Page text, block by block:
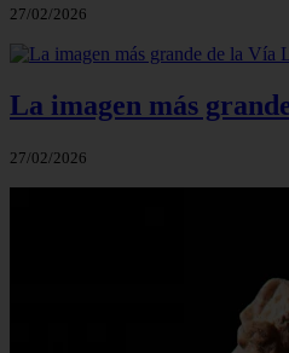
27/02/2026
La imagen más
27/02/2026